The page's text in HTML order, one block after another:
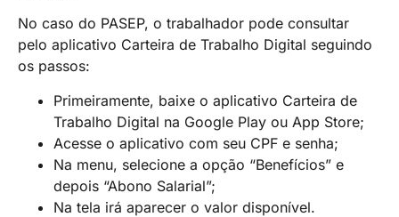
No caso do PASEP, o trabalhador pode consultar
pelo aplicativo Carteira de Trabalho Digital seguindo
os passos:
Primeiramente, baixe o aplicativo Carteira de
Trabalho Digital na Google Play ou App Store;
Acesse o aplicativo com seu CPF e senha;
Na menu, selecione a opção “Benefícios” e
depois “Abono Salarial”;
Na tela irá aparecer o valor disponível.